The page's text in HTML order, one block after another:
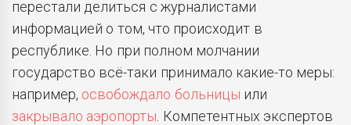
перестали делиться с журналистами
информацией о том, что происходит в
республике. Но при полном молчании
государство всё-таки принимало какие-то меры:
например, освобождало больницы или
закрывало аэропорты . Компетентных экспертов